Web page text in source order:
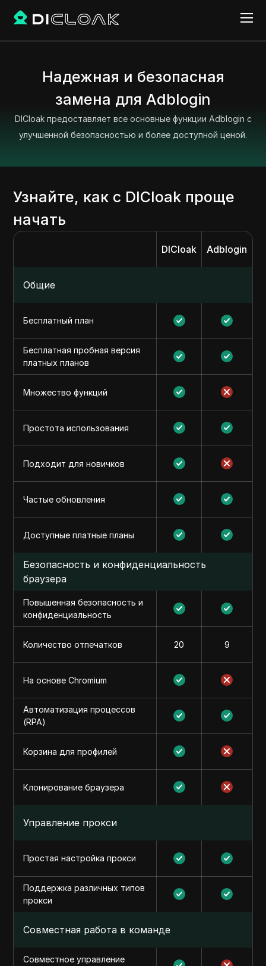
Надежная и безопасная
замена для Adblogin
DICloak предоставляет все основные функции Adblogin с
улучшенной безопасностью и более доступной ценой.
Узнайте, как с DICloak проще
начать
DICloak Adblogin
Общие
Бесплатный план
Бесплатная пробная версия
платных планов
Множество функций
Простота использования
Подходит для новичков
Частые обновления
Доступные платные планы
Безопасность и конфиденциальность
браузера
Повышенная безопасность и
конфиденциальность
Количество отпечатков 20 9
На основе Chromium
Автоматизация процессов
(RPA)
Корзина для профилей
Клонирование браузера
Управление прокси
Простая настройка прокси
Поддержка различных типов
прокси
Совместная работа в команде
Совместное управление